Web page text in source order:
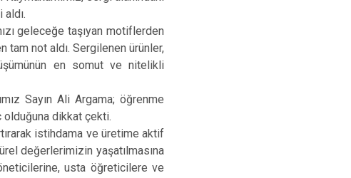
Seydikemer
Menteşe
geleceğe taşıyan motiflerden
not aldı. Sergilenen ürünler,
en somut ve nitelikli
Sayın Ali Argama; öğrenme
olduğuna dikkat çekti.
istihdama ve üretime aktif
değerlerimizin yaşatılmasına
usta öğreticilere ve